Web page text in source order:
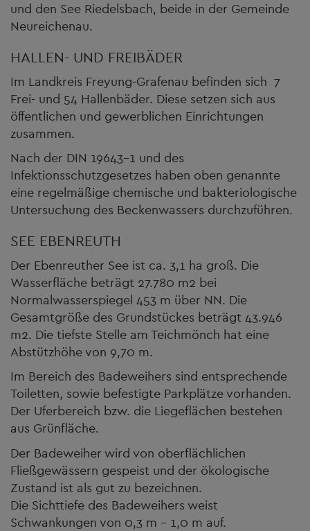
und den See Riedelsbach, beide in der Gemeinde
Neureichenau.
HALLEN- UND FREIBÄDER
Im Landkreis Freyung-Grafenau befinden sich 7
Frei- und 54 Hallenbäder. Diese setzen sich aus
öffentlichen und gewerblichen Einrichtungen
zusammen.
Nach der DIN 19643-1 und des
Infektionsschutzgesetzes haben oben genannte
eine regelmäßige chemische und bakteriologische
Untersuchung des Beckenwassers durchzuführen.
SEE EBENREUTH
Der Ebenreuther See ist ca. 3,1 ha groß. Die
Wasserfläche beträgt 27.780 m2 bei
Normalwasserspiegel 453 m über NN. Die
Gesamtgröße des Grundstückes beträgt 43.946
m2. Die tiefste Stelle am Teichmönch hat eine
Abstützhöhe von 9,70 m.
Im Bereich des Badeweihers sind entsprechende
Toiletten, sowie befestigte Parkplätze vorhanden.
Der Uferbereich bzw. die Liegeflächen bestehen
aus Grünfläche.
Der Badeweiher wird von oberflächlichen
Fließgewässern gespeist und der ökologische
Zustand ist als gut zu bezeichnen.
Die Sichttiefe des Badeweihers weist
Schwankungen von 0,3 m - 1,0 m auf.